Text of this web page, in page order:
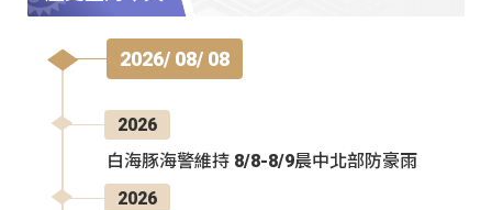
2026/ 08/ 08
2026
白海豚海警維持 8/8-8/9晨中北部防豪雨
2026